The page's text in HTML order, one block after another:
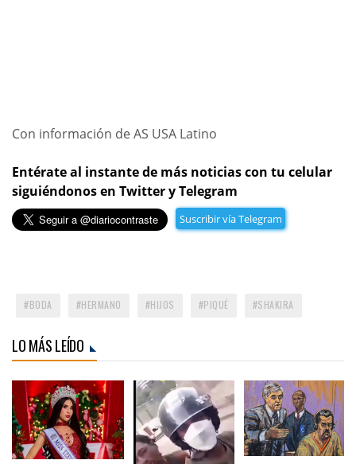
Con información de AS USA Latino
Entérate al instante de más noticias con tu celular
siguiéndonos en Twitter y Telegram
Suscribir vía Telegram
BODA HERMANO HIJOS PIQUÉ SHAKIRA
LO MÁS LEÍDO